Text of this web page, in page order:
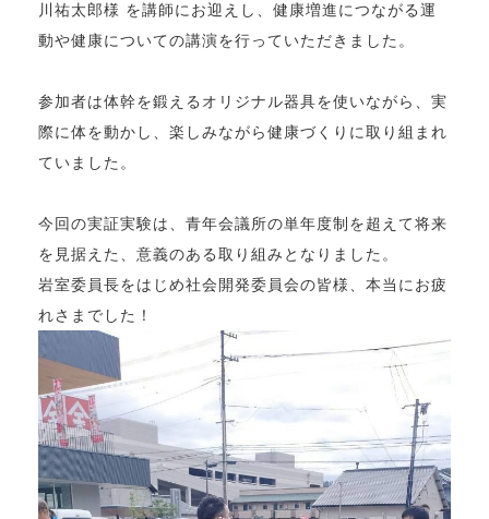
川祐太郎様 を講師にお迎えし、健康増進につながる運
動や健康についての講演を行っていただきました。
参加者は体幹を鍛えるオリジナル器具を使いながら、実
際に体を動かし、楽しみながら健康づくりに取り組まれ
ていました。
今回の実証実験は、青年会議所の単年度制を超えて将来
を見据えた、意義のある取り組みとなりました。
岩室委員長をはじめ社会開発委員会の皆様、本当にお疲
れさまでした！